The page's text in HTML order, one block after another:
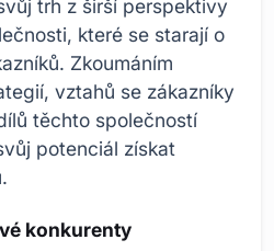
trh z širší perspektivy
které se starají o
Zkoumáním
vztahů se zákazníky
těchto společností
potenciál získat
konkurenty